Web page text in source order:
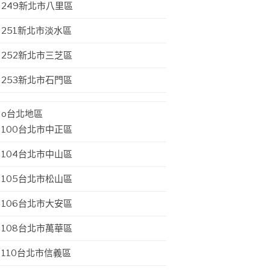
249新北市八里區
251新北市淡水區
252新北市三芝區
253新北市石門區
o台北地區
100台北市中正區
104台北市中山區
105台北市松山區
106台北市大安區
108台北市萬華區
110台北市信義區